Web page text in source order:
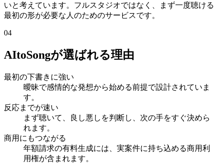
いと考えています。フルスタジオではなく、まず一度聴ける
最初の形が必要な人のためのサービスです。
04
AItoSongが選ばれる理由
最初の下書きに強い
曖昧で感情的な発想から始める前提で設計されていま
す。
反応までが速い
まず聴いて、良し悪しを判断し、次の手をすぐ決めら
れます。
商用にもつながる
年額請求の有料生成には、実案件に持ち込める商用利
用権が含まれます。